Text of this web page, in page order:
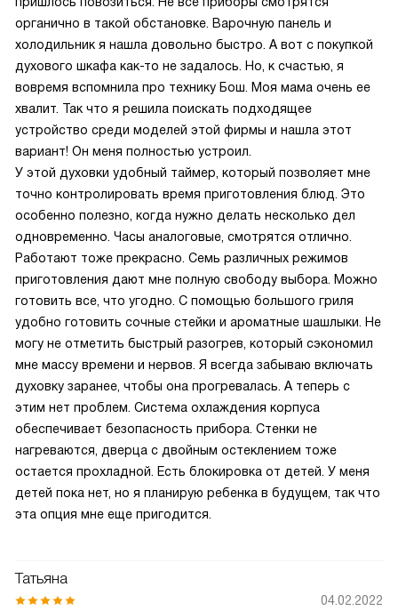
органично в такой обстановке. Варочную панель и
холодильник я нашла довольно быстро. А вот с покупкой
духового шкафа как-то не задалось. Но, к счастью, я
вовремя вспомнила про технику Бош. Моя мама очень ее
хвалит. Так что я решила поискать подходящее
устройство среди моделей этой фирмы и нашла этот
вариант! Он меня полностью устроил.
У этой духовки удобный таймер, который позволяет мне
точно контролировать время приготовления блюд. Это
особенно полезно, когда нужно делать несколько дел
одновременно. Часы аналоговые, смотрятся отлично.
Работают тоже прекрасно. Семь различных режимов
приготовления дают мне полную свободу выбора. Можно
готовить все, что угодно. С помощью большого гриля
удобно готовить сочные стейки и ароматные шашлыки. Не
могу не отметить быстрый разогрев, который сэкономил
мне массу времени и нервов. Я всегда забываю включать
духовку заранее, чтобы она прогревалась. А теперь с
этим нет проблем. Система охлаждения корпуса
обеспечивает безопасность прибора. Стенки не
нагреваются, дверца с двойным остеклением тоже
остается прохладной. Есть блокировка от детей. У меня
детей пока нет, но я планирую ребенка в будущем, так что
эта опция мне еще пригодится.
Татьяна
04.02.2022